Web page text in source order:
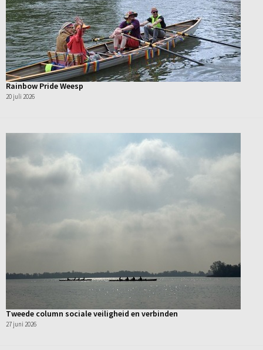
Rainbow Pride Weesp
20 juli 2026
Tweede column sociale veiligheid en verbinden
27 juni 2026